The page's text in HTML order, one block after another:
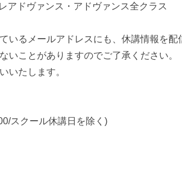
アドヴァンス・アドヴァンス全クラス
いるメールアドレスにも、休講情報を
いことがありますのでご了承ください。
いたします。
スクール休講日を除く)